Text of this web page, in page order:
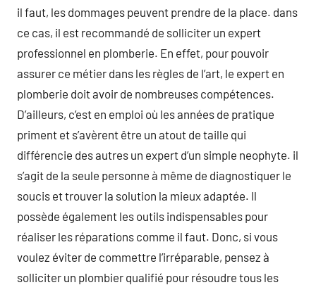
il faut, les dommages peuvent prendre de la place. dans
ce cas, il est recommandé de solliciter un expert
professionnel en plomberie. En effet, pour pouvoir
assurer ce métier dans les règles de l’art, le expert en
plomberie doit avoir de nombreuses compétences.
D’ailleurs, c’est en emploi où les années de pratique
priment et s’avèrent être un atout de taille qui
différencie des autres un expert d’un simple neophyte. il
s’agit de la seule personne à même de diagnostiquer le
soucis et trouver la solution la mieux adaptée. Il
possède également les outils indispensables pour
réaliser les réparations comme il faut. Donc, si vous
voulez éviter de commettre l’irréparable, pensez à
solliciter un plombier qualifié pour résoudre tous les